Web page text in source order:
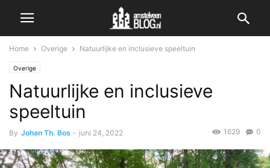
Home Overige Natuurlijke en inclusieve speeltuin
Overige
Natuurlijke en inclusieve
speeltuin
By Johan Th. Bos - juni 24, 2022 0
1629